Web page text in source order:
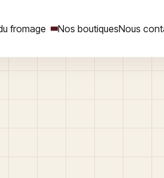
fromage Nos boutiquesNous